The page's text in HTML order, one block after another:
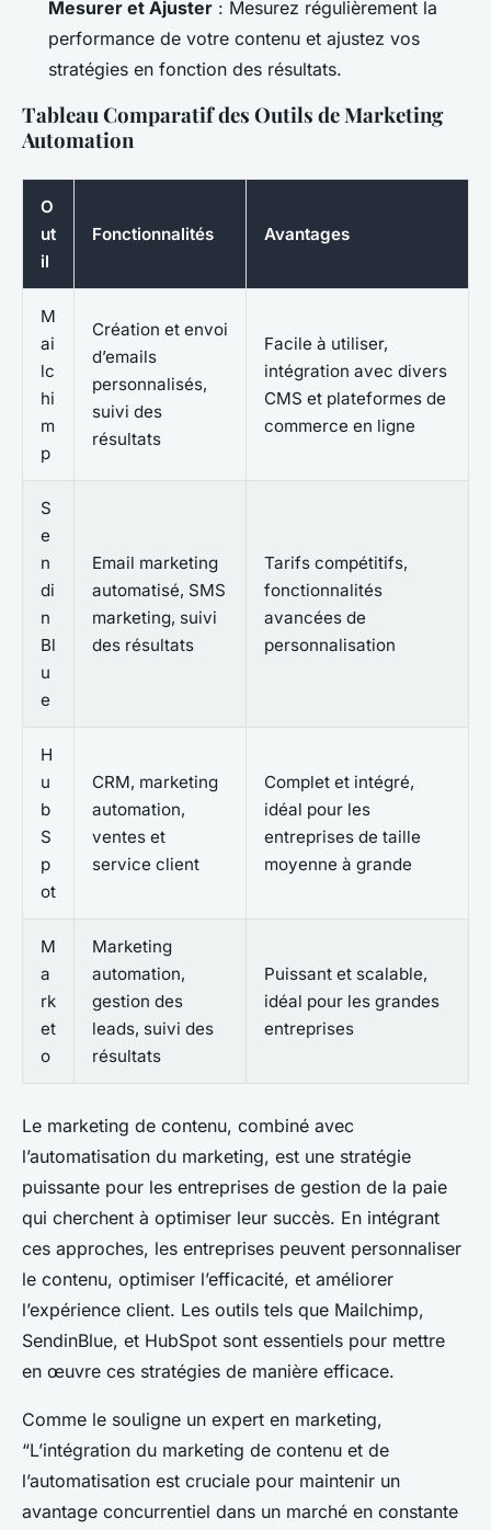
Mesurer et Ajuster : Mesurez régulièrement la
performance de votre contenu et ajustez vos
stratégies en fonction des résultats.
Tableau Comparatif des Outils de Marketing
Automation
O
ut
il
Fonctionnalités Avantages
M
ai
lc
hi
m
p
Création et envoi
d’emails
personnalisés,
suivi des
résultats
Facile à utiliser,
intégration avec divers
CMS et plateformes de
commerce en ligne
S
e
n
di
n
Bl
u
e
Email marketing
automatisé, SMS
marketing, suivi
des résultats
Tarifs compétitifs,
fonctionnalités
avancées de
personnalisation
H
u
b
S
p
ot
CRM, marketing
automation,
ventes et
service client
Complet et intégré,
idéal pour les
entreprises de taille
moyenne à grande
M
a
rk
et
o
Marketing
automation,
gestion des
leads, suivi des
résultats
Puissant et scalable,
idéal pour les grandes
entreprises
Le marketing de contenu, combiné avec
l’automatisation du marketing, est une stratégie
puissante pour les entreprises de gestion de la paie
qui cherchent à optimiser leur succès. En intégrant
ces approches, les entreprises peuvent personnaliser
le contenu, optimiser l’efficacité, et améliorer
l’expérience client. Les outils tels que Mailchimp,
SendinBlue, et HubSpot sont essentiels pour mettre
en œuvre ces stratégies de manière efficace.
Comme le souligne un expert en marketing,
“L’intégration du marketing de contenu et de
l’automatisation est cruciale pour maintenir un
avantage concurrentiel dans un marché en constante